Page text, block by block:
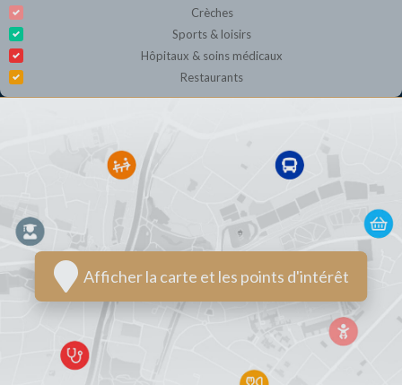
Crèches
Sports & loisirs
Hôpitaux & soins médicaux
Restaurants
Afficher la carte et les points d'intérêt